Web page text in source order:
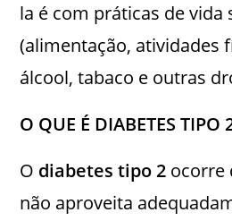
la é com práticas de vida
(alimentação, atividades
álcool, tabaco e outras
O QUE É DIABETES TIPO
O diabetes tipo 2 ocorre
não aproveita